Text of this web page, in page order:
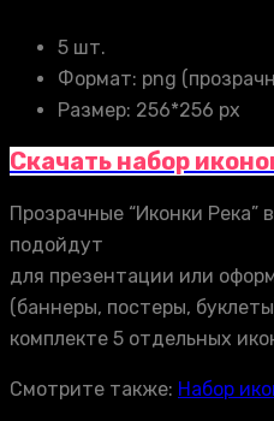
5 шт.
Формат: png
Размер: 256*256 px
Скачать набор
Прозрачные “Иконки Река”
подойдут
для презентации или
(баннеры, постеры,
комплекте 5 отдельных
Смотрите также: Набор